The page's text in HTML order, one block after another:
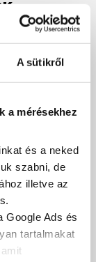
A sütikről
a mérésekhez
és a neked
szabni, de
illetve az
Google Ads és
tartalmakat
Pergető
4000
6+1
/ 180 m